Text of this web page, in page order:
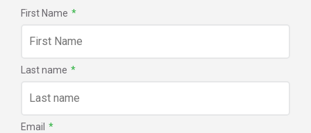
First Name *
Last name *
Email *